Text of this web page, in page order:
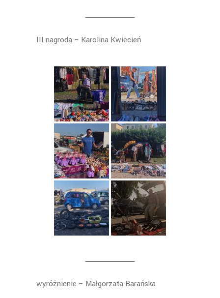
III nagroda – Karolina Kwiecień
wyróżnienie – Małgorzata Barańska